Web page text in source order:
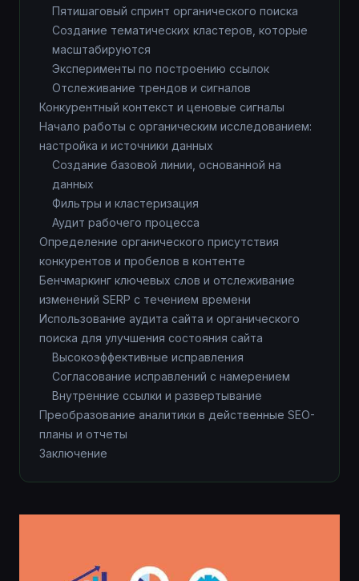
Пятишаговый спринт органического поиска
Создание тематических кластеров, которые
масштабируются
Эксперименты по построению ссылок
Отслеживание трендов и сигналов
Конкурентный контекст и ценовые сигналы
Начало работы с органическим исследованием:
настройка и источники данных
Создание базовой линии, основанной на
данных
Фильтры и кластеризация
Аудит рабочего процесса
Определение органического присутствия
конкурентов и пробелов в контенте
Бенчмаркинг ключевых слов и отслеживание
изменений SERP с течением времени
Использование аудита сайта и органического
поиска для улучшения состояния сайта
Высокоэффективные исправления
Согласование исправлений с намерением
Внутренние ссылки и развертывание
Преобразование аналитики в действенные SEO-
планы и отчеты
Заключение